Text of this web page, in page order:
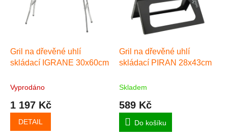
Gril na dřevěné uhlí
skládací IGRANE 30x60cm
Vyprodáno
1 197 Kč
DETAIL
Gril na dřevěné uhlí
skládací PIRAN 28x43cm
Skladem
589 Kč
Do košíku